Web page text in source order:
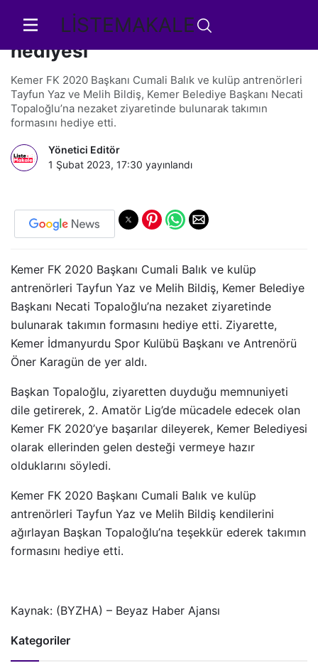
LİSTEMAKALE
Başkan Topaloğlu'na forma
hediyesi
Kemer FK 2020 Başkanı Cumali Balık ve kulüp antrenörleri
Tayfun Yaz ve Melih Bildiş, Kemer Belediye Başkanı Necati
Topaloğlu’na nezaket ziyaretinde bulunarak takımın
formasını hediye etti.
Yönetici Editör
1 Şubat 2023, 17:30 yayınlandı
Kemer FK 2020 Başkanı Cumali Balık ve kulüp
antrenörleri Tayfun Yaz ve Melih Bildiş, Kemer Belediye
Başkanı Necati Topaloğlu’na nezaket ziyaretinde
bulunarak takımın formasını hediye etti. Ziyarette,
Kemer İdmanyurdu Spor Kulübü Başkanı ve Antrenörü
Öner Karagün de yer aldı.
Başkan Topaloğlu, ziyaretten duyduğu memnuniyeti
dile getirerek, 2. Amatör Lig’de mücadele edecek olan
Kemer FK 2020’ye başarılar dileyerek, Kemer Belediyesi
olarak ellerinden gelen desteği vermeye hazır
olduklarını söyledi.
Kemer FK 2020 Başkanı Cumali Balık ve kulüp
antrenörleri Tayfun Yaz ve Melih Bildiş kendilerini
ağırlayan Başkan Topaloğlu’na teşekkür ederek takımın
formasını hediye etti.
Kaynak: (BYZHA) – Beyaz Haber Ajansı
Kategoriler